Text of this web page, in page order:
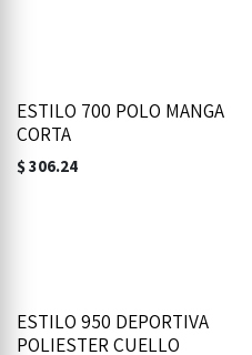
ESTILO 700 POLO MANGA
CORTA
$306.24
ESTILO 950 DEPORTIVA
POLIESTER CUELLO